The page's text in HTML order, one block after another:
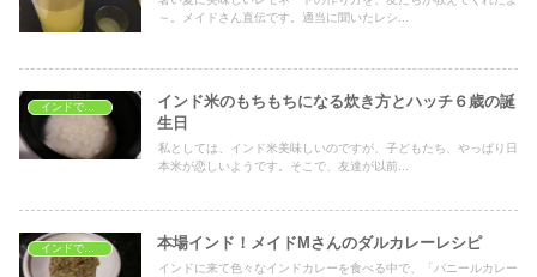
～。メイドさん直伝です。適当に聞いたレシ...
インド米のもちもちになる炊き方とハッチ６歳の誕
生日
私としては、インド米美味しいのですが、子どもたち、やっぱり日
本米が恋しいようです。そこで、友達が以前...
本場インド！メイドMさんのダルカレーレシピ
インドに来て色々なインドカレーを食べる中で、「パニールカレー